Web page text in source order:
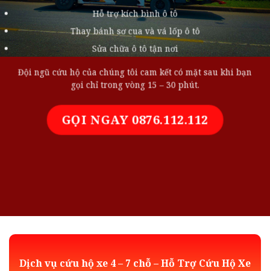
Hỗ trợ kích bình ô tô
Thay bánh sơ cua và vá lốp ô tô
Sửa chữa ô tô tận nơi
Đội ngũ cứu hộ của chúng tôi cam kết có mặt sau khi bạn
gọi chỉ trong vòng 15 – 30 phút.
GỌI NGAY 0876.112.112
Dịch vụ cứu hộ xe 4 – 7 chỗ – Hỗ Trợ Cứu Hộ Xe